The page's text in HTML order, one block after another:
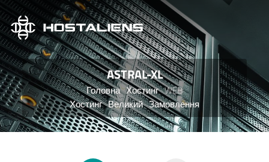
ASTRAL-XL
Головна Хостинг WEB
Хостинг Великий Замовлення